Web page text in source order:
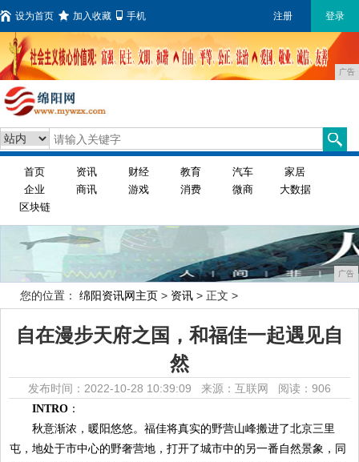
设为首页 加入收藏 手机 注册 登录
广告
首页 资讯 财经 教育 汽车
家居
企业
商讯 游戏 消费 微商
大数据
区块链
广告
您的位置： 绵阳资讯网主页 > 资讯 > 正文 >
自在漫步天府之国，和福佳一起遇见自
然
发布时间：2022-10-28 10:39:09 来源：互联网 阅读：906
INTRO ：
秋意渐浓，暖阳悠悠。福佳将真实的野营山峰搬进了北京三里
屯，地处于市中心的野奢营地，打开了城市中的另一番自然景象，同